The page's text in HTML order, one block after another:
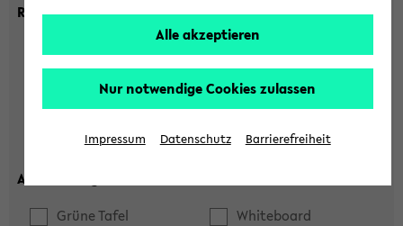
Raumkriterien:
max. Plätze:
Ausstattung:
Grüne Tafel
Whiteboard
Alle akzeptieren
Nur notwendige Cookies zulassen
Impressum Datenschutz Barrierefreiheit